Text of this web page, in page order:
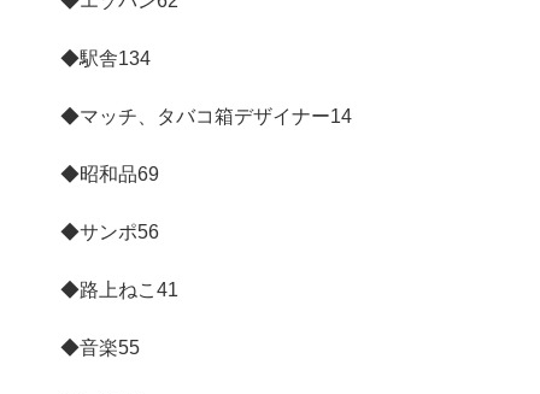
◆駅舎134
◆マッチ、タバコ箱デザイナー14
◆昭和品69
◆サンポ56
◆路上ねこ 41
◆音楽55